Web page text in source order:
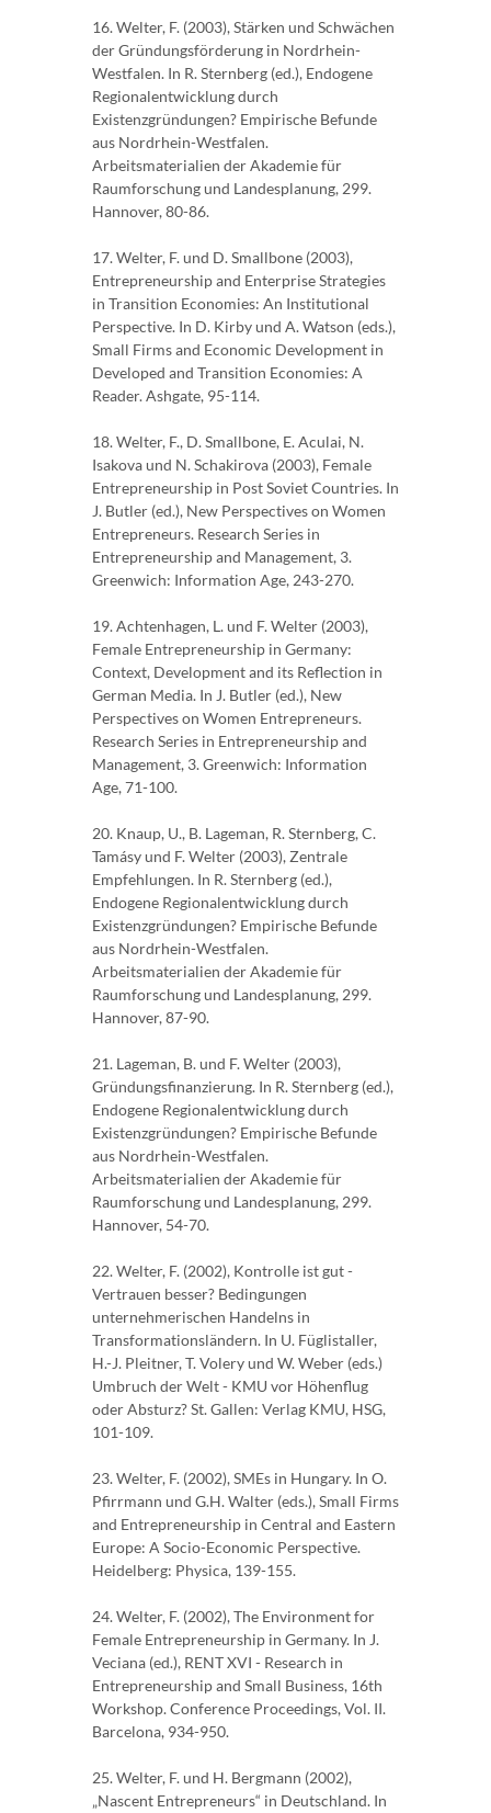
16. Welter, F. (2003), Stärken und Schwächen
der Gründungsförderung in Nordrhein-
Westfalen. In R. Sternberg (ed.), Endogene
Regionalentwicklung durch
Existenzgründungen? Empirische Befunde
aus Nordrhein-Westfalen.
Arbeitsmaterialien der Akademie für
Raumforschung und Landesplanung, 299.
Hannover, 80-86.
17. Welter, F. und D. Smallbone (2003),
Entrepreneurship and Enterprise Strategies
in Transition Economies: An Institutional
Perspective. In D. Kirby und A. Watson (eds.),
Small Firms and Economic Development in
Developed and Transition Economies: A
Reader. Ashgate, 95-114.
18. Welter, F., D. Smallbone, E. Aculai, N.
Isakova und N. Schakirova (2003), Female
Entrepreneurship in Post Soviet Countries. In
J. Butler (ed.), New Perspectives on Women
Entrepreneurs. Research Series in
Entrepreneurship and Management, 3.
Greenwich: Information Age, 243-270.
19. Achtenhagen, L. und F. Welter (2003),
Female Entrepreneurship in Germany:
Context, Development and its Reflection in
German Media. In J. Butler (ed.), New
Perspectives on Women Entrepreneurs.
Research Series in Entrepreneurship and
Management, 3. Greenwich: Information
Age, 71-100.
20. Knaup, U., B. Lageman, R. Sternberg, C.
Tamásy und F. Welter (2003), Zentrale
Empfehlungen. In R. Sternberg (ed.),
Endogene Regionalentwicklung durch
Existenzgründungen? Empirische Befunde
aus Nordrhein-Westfalen.
Arbeitsmaterialien der Akademie für
Raumforschung und Landesplanung, 299.
Hannover, 87-90.
21. Lageman, B. und F. Welter (2003),
Gründungsfinanzierung. In R. Sternberg (ed.),
Endogene Regionalentwicklung durch
Existenzgründungen? Empirische Befunde
aus Nordrhein-Westfalen.
Arbeitsmaterialien der Akademie für
Raumforschung und Landesplanung, 299.
Hannover, 54-70.
22. Welter, F. (2002), Kontrolle ist gut -
Vertrauen besser? Bedingungen
unternehmerischen Handelns in
Transformationsländern. In U. Füglistaller,
H.-J. Pleitner, T. Volery und W. Weber (eds.)
Umbruch der Welt - KMU vor Höhenflug
oder Absturz? St. Gallen: Verlag KMU, HSG,
101-109.
23. Welter, F. (2002), SMEs in Hungary. In O.
Pfirrmann und G.H. Walter (eds.), Small Firms
and Entrepreneurship in Central and Eastern
Europe: A Socio-Economic Perspective.
Heidelberg: Physica, 139-155.
24. Welter, F. (2002), The Environment for
Female Entrepreneurship in Germany. In J.
Veciana (ed.), RENT XVI - Research in
Entrepreneurship and Small Business, 16th
Workshop. Conference Proceedings, Vol. II.
Barcelona, 934-950.
25. Welter, F. und H. Bergmann (2002),
„Nascent Entrepreneurs“ in Deutschland. In